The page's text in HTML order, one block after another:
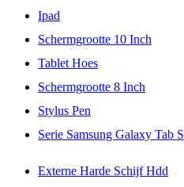
Ipad
Schermgrootte 10 Inch
Tablet Hoes
Schermgrootte 8 Inch
Stylus Pen
Serie Samsung Galaxy Tab S
Externe Harde Schijf Hdd